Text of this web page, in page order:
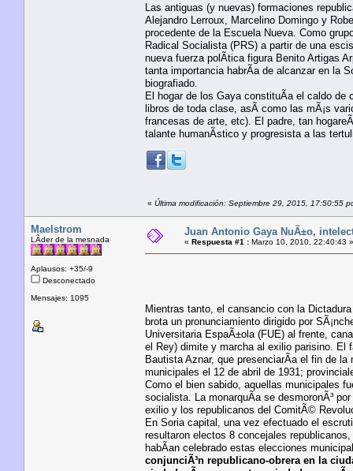
Las antiguas (y nuevas) formaciones
Alejandro Lerroux, Marcelino Domingo y
procedente de la Escuela Nueva. Como
Radical Socialista (PRS) a partir de una
nueva fuerza polÃ­tica figura Benito Artigas
tanta importancia habrÃ­a de alcanzar en la
biografiado.
El hogar de los Gaya constituÃ­a el caldo de
libros de toda clase, asÃ­ como las mÃ¡s
francesas de arte, etc). El padre, tan
talante humanÃ­stico y progresista a las
« Última modificación: Septiembre 29, 2015, 17:50:55
Maelstrom
LÃ­der de la mesnada
Aplausos: +35/-9
Desconectado
Mensajes: 1095
Juan Antonio Gaya NuÃ±o,
« Respuesta #1 : Marzo 10, 2010, 22:40:43 »
Mientras tanto, el cansancio con la
brota un pronunciamiento dirigido por
Universitaria EspaÃ±ola (FUE) al frente,
el Rey) dimite y marcha al exilio parisino. El
Bautista Aznar, que presenciarÃ­a el fin de
municipales el 12 de abril de 1931;
Como el bien sabido, aquellas municipales
socialista. La monarquÃ­a se desmoronÃ³
exilio y los republicanos del ComitÃ©
En Soria capital, una vez efectuado el
resultaron electos 8 concejales
habÃ­an celebrado estas elecciones
conjunciÃ³n republicano-obrera en la